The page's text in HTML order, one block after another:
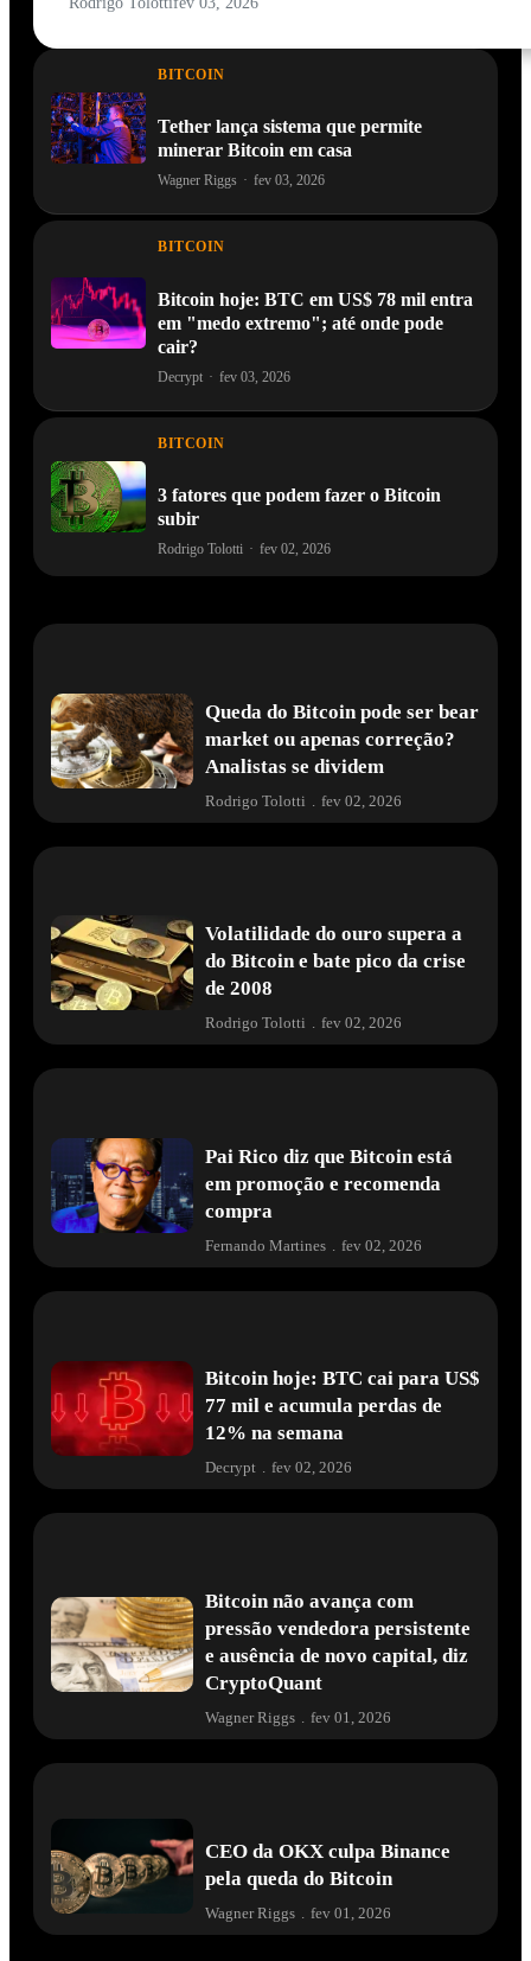
BITCOIN
Tether lança sistema que permite
minerar Bitcoin em casa
Wagner Riggs · fev 03, 2026
BITCOIN
Bitcoin hoje: BTC em US$ 78 mil entra
em "medo extremo"; até onde pode
cair?
Decrypt · fev 03, 2026
BITCOIN
3 fatores que podem fazer o Bitcoin
subir
Rodrigo Tolotti · fev 02, 2026
Queda do Bitcoin pode ser bear
market ou apenas correção?
Analistas se dividem
Rodrigo Tolotti fev 02, 2026
Volatilidade do ouro supera a
do Bitcoin e bate pico da crise
de 2008
Rodrigo Tolotti . fev 02, 2026
Pai Rico diz que Bitcoin está
em promoção e recomenda
compra
Fernando Martines fev 02, 2026
Bitcoin hoje: BTC cai para US$
77 mil e acumula perdas de
12% na semana
Decrypt . fev 02, 2026
Bitcoin não avança com
pressão vendedora persistente
e ausência de novo capital, diz
CryptoQuant
Wagner Riggs . fev 01, 2026
CEO da OKX culpa Binance
pela queda do Bitcoin
Wagner Riggs fev 01, 2026